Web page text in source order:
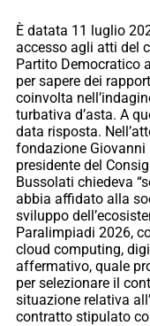
È datata 11 luglio
accesso agli atti del
Partito Democratico
per sapere dei
coinvolta
turbativa d’asta. A
data risposta.
fondazione Giovanni
presidente del
Bussolati chiedeva
abbia affidato alla
sviluppo
Paralimpiadi 2026,
cloud computing,
affermativo, quale
per selezionare il
situazione relativa
contratto stipulato